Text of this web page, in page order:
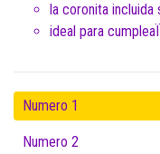
la coronita incluida
ideal para
Numero 1
Numero 2